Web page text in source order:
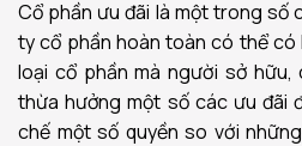
Cổ phần ưu đãi là một trong số
ty cổ phần hoàn toàn có thể
loại cổ phần mà người sở
thừa hưởng một số các ưu đãi
chế một số quyền so với